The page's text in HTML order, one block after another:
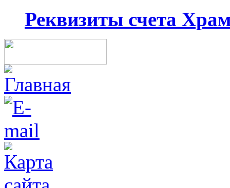
Реквизиты счета